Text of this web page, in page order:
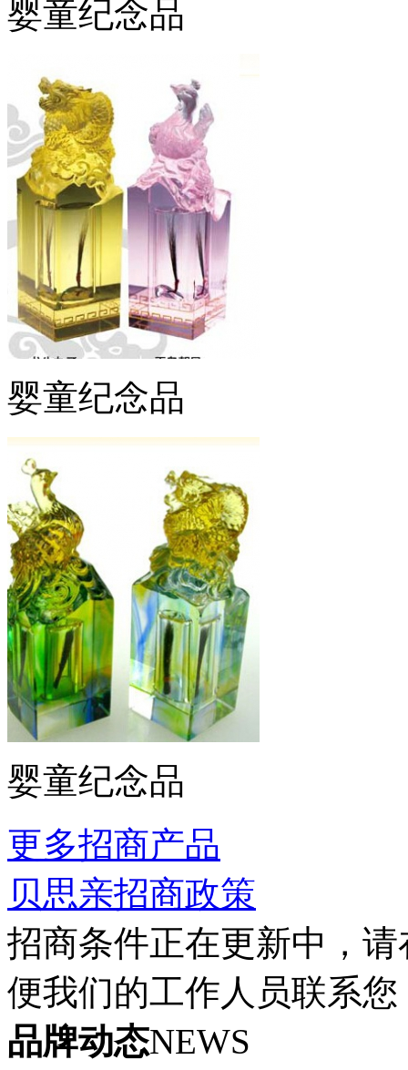
婴童纪念品
婴童纪念品
婴童纪念品
更多招商产品
贝思亲招商政策
招商条件正在更新中，
便我们的工作人员联系
品牌动态NEWS